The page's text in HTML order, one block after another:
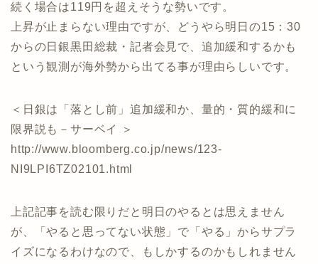
続く場合は119円を超えそうな勢いです。
上昇が止まらない理由ですが、どうやら明日の15：30
からの日銀黒田総裁・記者会見で、追加緩和するかも
という観測が海外勢から出てる事が理由らしいです。
＜日銀は「落とし前」追加緩和か、量的・質的緩和に
限界説も－サーベイ ＞
http://www.bloomberg.co.jp/news/123-
NI9LPI6TZ02101.html
上記記事を読む限りだと明日のやるとは思えません
が、「やると思ってない状態」で「やる」からサプラ
イズになるわけなので、もしかするのかもしれません